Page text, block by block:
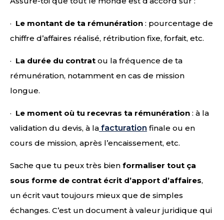
· Le montant de ta rémunération : pourcentage de
chiffre d’affaires réalisé, rétribution fixe, forfait, etc.
· La durée du contrat ou la fréquence de ta
rémunération, notamment en cas de mission
longue.
· Le moment où tu recevras ta rémunération : à la
validation du devis, à la facturation finale ou en
cours de mission, après l’encaissement, etc.
Sache que tu peux très bien formaliser tout ça
sous forme de contrat écrit d’apport d’affaires,
un écrit vaut toujours mieux que de simples
échanges. C’est un document à valeur juridique qui